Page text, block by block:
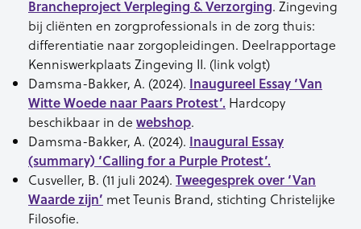
Brancheproject Verpleging & Verzorging. Zingeving
bij cliënten en zorgprofessionals in de zorg thuis:
differentiatie naar zorgopleidingen. Deelrapportage
Kenniswerkplaats Zingeving II. (link volgt)
Damsma-Bakker, A. (2024). Inaugureel Essay ‘Van
Witte Woede naar Paars Protest’. Hardcopy
beschikbaar in de webshop.
Damsma-Bakker, A. (2024). Inaugural Essay
(summary) ‘Calling for a Purple Protest’.
Cusveller, B. (11 juli 2024). Tweegesprek over ‘Van
Waarde zijn’ met Teunis Brand, stichting Christelijke
Filosofie.